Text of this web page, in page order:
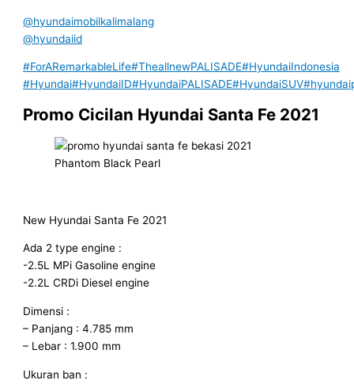
@hyundaimobilkalimalang
@hyundaiid
#ForARemarkableLife#TheallnewPALISADE#HyundaiIndonesia
#Hyundai#HyundaiID#HyundaiPALISADE#HyundaiSUV
Promo Cicilan Hyundai Santa Fe 2021
Phantom Black Pearl
New Hyundai Santa Fe 2021
Ada 2 type engine :
-2.5L MPi Gasoline engine
-2.2L CRDi Diesel engine
Dimensi :
– Panjang : 4.785 mm
– Lebar : 1.900 mm
Ukuran ban :